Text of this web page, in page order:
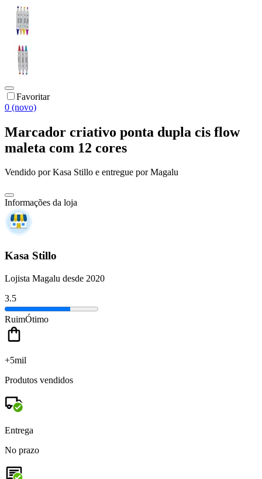
Favoritar
0 (novo)
Marcador criativo ponta dupla cis flow
maleta com 12 cores
Vendido porKasa Stillo e entregue por Magalu
Informações da loja
Kasa Stillo
Lojista Magalu desde 2020
3.5
RuimÓtimo
+5mil
Produtos vendidos
Entrega
No prazo